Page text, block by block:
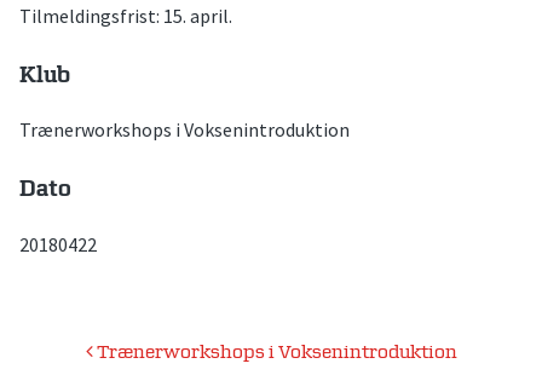
Tilmeldingsfrist: 15. april.
Klub
Trænerworkshops i Voksenintroduktion
Dato
20180422
Indlægsnavigation
Trænerworkshops i Voksenintroduktion